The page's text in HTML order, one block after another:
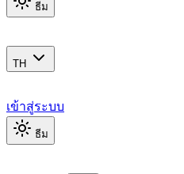
ธีม
TH
เข้าสู่ระบบ
ธีม